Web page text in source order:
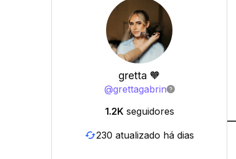
gretta 🧡
@grettagabrin
1.2K seguidores
230 atualizado há dias